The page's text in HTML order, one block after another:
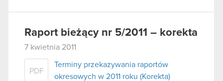
Raport bieżący nr 5/2011 – korekta
7 kwietnia 2011
PDF
Terminy przekazywania raportów
okresowych w 2011 roku (Korekta)